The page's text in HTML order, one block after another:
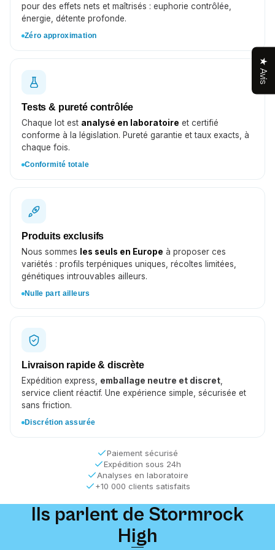
pour des effets nets et maîtrisés : euphorie contrôlée,
énergie, détente profonde.
Zéro approximation
Tests & pureté contrôlée
Chaque lot est analysé en laboratoire et certifié
conforme à la législation. Pureté garantie et taux exacts, à
chaque fois.
Conformité totale
Produits exclusifs
Nous sommes les seuls en Europe à proposer ces
variétés : profils terpéniques uniques, récoltes limitées,
génétiques introuvables ailleurs.
Nulle part ailleurs
Livraison rapide & discrète
Expédition express, emballage neutre et discret,
service client réactif. Une expérience simple, sécurisée et
sans friction.
Discrétion assurée
Paiement sécurisé
Expédition sous 24h
Analyses en laboratoire
+10 000 clients satisfaits
Ils parlent de Stormrock
High
★ Avis